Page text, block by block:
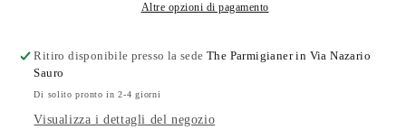
Altre opzioni di pagamento
Ritiro disponibile presso la sedeThe Parmigianer in Via Nazario
Sauro
Di solito pronto in 2-4 giorni
Visualizza i dettagli del negozio